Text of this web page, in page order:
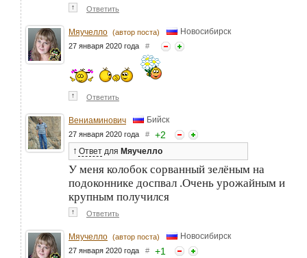
↑ Ответить
Мяучелло (автор поста) Новосибирск
27 января 2020 года #
↑ Ответить
Вениаминович Бийск
27 января 2020 года # +2
↑ Ответ для Мяучелло
У меня колобок сорванный зелёным на
подоконнике доспвал .Очень урожайным и
крупным получился
↑ Ответить
Мяучелло (автор поста) Новосибирск
27 января 2020 года # +1